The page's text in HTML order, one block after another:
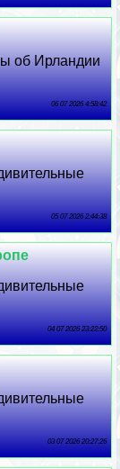
об Ирландии
06 07 2026 4:58:42
05 07 2026 2:44:38
04 07 2026 23:22:50
03 07 2026 20:27:26